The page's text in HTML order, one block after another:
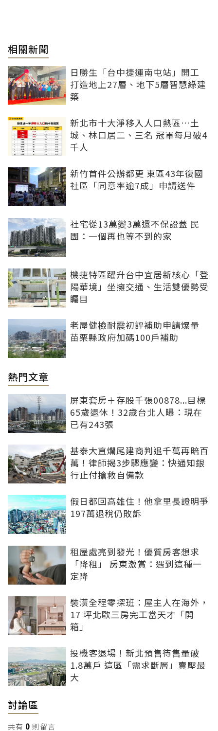
相關新聞
日勝生「台中捷運南屯站」開工
打造地上27層、地下5層智慧綠建
築
新北市十大淨移入人口熱區…土
城、林口居二、三名 冠軍每月破4
千人
新竹首件公辦都更 東區43年復國
社區「同意率逾7成」申請送件
社宅從13萬變3萬還不保證蓋 民
團：一個再也等不到的家
機捷特區躍升台中宜居新核心「登
陽華境」坐擁交通、生活雙優勢受
矚目
老屋健檢耐震初評補助申請爆量
苗栗縣政府加碼100戶補助
熱門文章
屏東套房＋存股千張00878...目標
65歲退休！32歲台北人曝：現在
已有243張
基泰大直爛尾建商判退千萬再賠百
萬！律師揭3步驟應變：快通知銀
行止付搶救自備款
假日都回高雄住！他拿里長證明爭
197萬退稅仍敗訴
租屋處亮到發光！優質房客想求
「降租」 房東激賞：遇到這種一
定降
裝潢全程零探班：屋主人在海外，
17 坪北歐三房完工當天才「開
箱」
投機客退場！新北預售待售量破
1.8萬戶 這區「需求斷層」賣壓最
大
討論區
共有 0 則留言